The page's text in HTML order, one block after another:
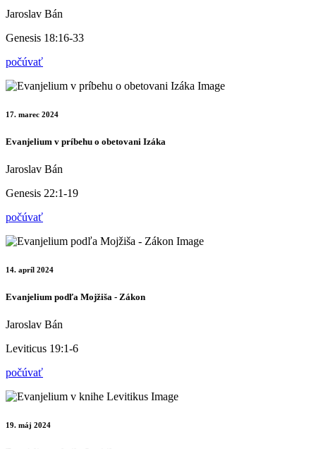
Jaroslav Bán
Genesis 18:16-33
počúvať
17. marec 2024
Evanjelium v príbehu o obetovani Izáka
Jaroslav Bán
Genesis 22:1-19
počúvať
14. apríl 2024
Evanjelium podľa Mojžiša - Zákon
Jaroslav Bán
Leviticus 19:1-6
počúvať
19. máj 2024